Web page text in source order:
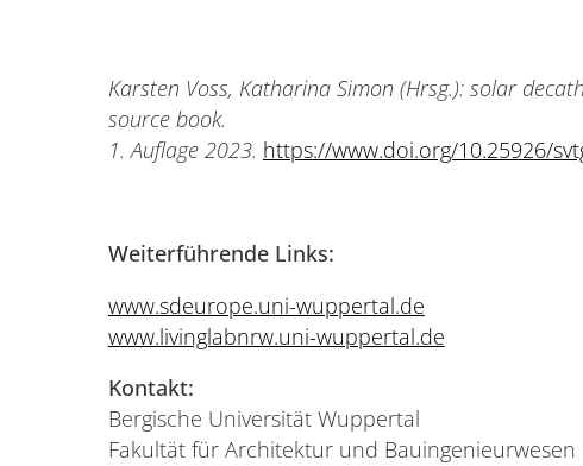
Karsten Voss, Katharina Simon (Hrsg.): solar
source book.
1. Auflage 2023. https://www.doi.org/10.25926/
Weiterführende Links:
www.sdeurope.uni-wuppertal.de
www.livinglabnrw.uni-wuppertal.de
Kontakt:
Bergische Universität Wuppertal
Fakultät für Architektur und Bauingenieurwesen